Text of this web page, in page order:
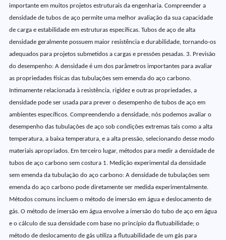
importante em muitos projetos estruturais da engenharia. Compreender a
densidade de tubos de aço permite uma melhor avaliação da sua capacidade
de carga e estabilidade em estruturas específicas. Tubos de aço de alta
densidade geralmente possuem maior resistência e durabilidade, tornando-os
adequados para projetos submetidos a cargas e pressões pesadas. 3. Previsão
do desempenho: A densidade é um dos parâmetros importantes para avaliar
as propriedades físicas das tubulações sem emenda do aço carbono.
Intimamente relacionada à resistência, rigidez e outras propriedades, a
densidade pode ser usada para prever o desempenho de tubos de aço em
ambientes específicos. Compreendendo a densidade, nós podemos avaliar o
desempenho das tubulações de aço sob condições extremas tais como a alta
temperatura, a baixa temperatura, e a alta pressão, selecionando desse modo
materiais apropriados. Em terceiro lugar, métodos para medir a densidade de
tubos de aço carbono sem costura 1. Medição experimental da densidade
sem emenda da tubulação do aço carbono: A densidade de tubulações sem
emenda do aço carbono pode diretamente ser medida experimentalmente.
Métodos comuns incluem o método de imersão em água e deslocamento de
gás. O método de imersão em água envolve a imersão do tubo de aço em água
e o cálculo de sua densidade com base no princípio da flutuabilidade; o
método de deslocamento de gás utiliza a flutuabilidade de um gás para